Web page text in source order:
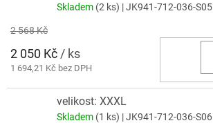
Skladem (2 ks) | JK941-712-036-S05
2 568 Kč
2 050 Kč / ks
1 694,21 Kč bez DPH
velikost: XXXL
Skladem (1 ks) | JK941-712-036-S06